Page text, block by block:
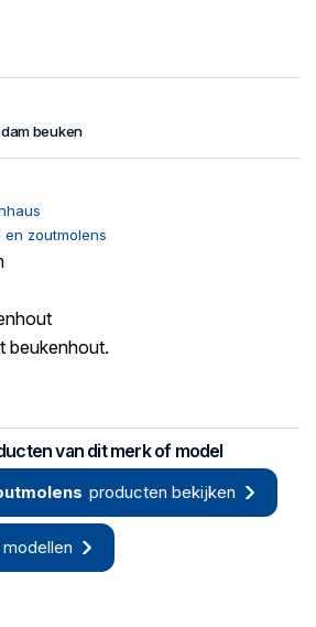
beuken
en zoutmolens
beukenhout.
van dit merk of model
producten bekijken
modellen